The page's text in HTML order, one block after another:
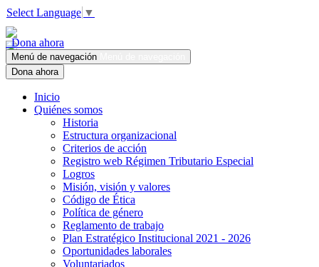
Select Language ▼
Dona ahora
Menú de navegación
Dona ahora
Inicio
Quiénes somos
Historia
Estructura organizacional
Criterios de acción
Registro web Régimen Tributario Especial
Logros
Misión, visión y valores
Código de Ética
Política de género
Reglamento de trabajo
Plan Estratégico Institucional 2021 - 2026
Oportunidades laborales
Voluntariados